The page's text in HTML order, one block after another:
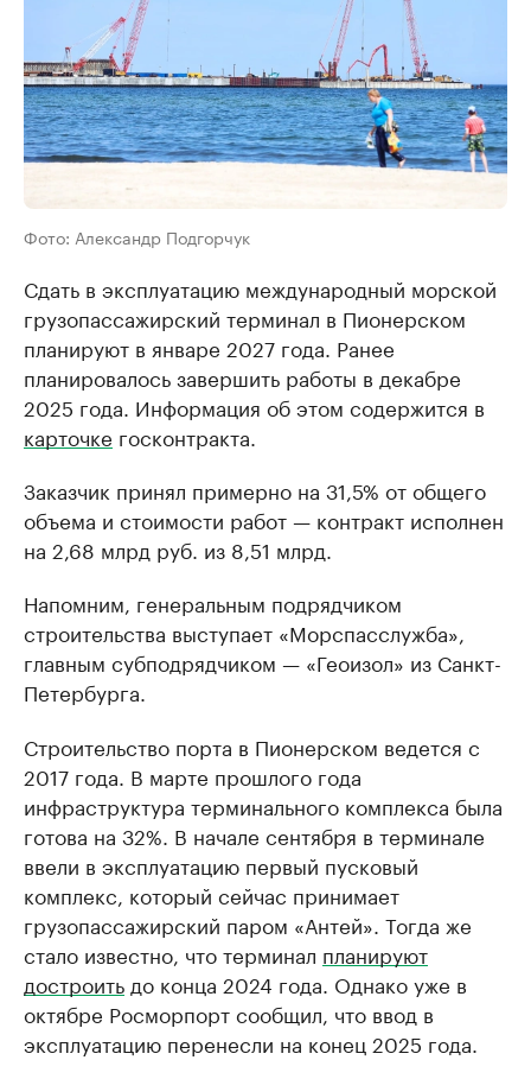
Фото: Александр Подгорчук
Сдать в эксплуатацию международный морской
грузопассажирский терминал в Пионерском
планируют в январе 2027 года. Ранее
планировалось завершить работы в декабре
2025 года. Информация об этом содержится в
карточке госконтракта.
Заказчик принял примерно на 31,5% от общего
объема и стоимости работ — контракт исполнен
на 2,68 млрд руб. из 8,51 млрд.
Напомним, генеральным подрядчиком
строительства выступает «Морспасслужба»,
главным субподрядчиком — «Геоизол» из Санкт-
Петербурга.
Строительство порта в Пионерском ведется с
2017 года. В марте прошлого года
инфраструктура терминального комплекса была
готова на 32%. В начале сентября в терминале
ввели в эксплуатацию первый пусковый
комплекс, который сейчас принимает
грузопассажирский паром «Антей». Тогда же
стало известно, что терминал планируют
достроить до конца 2024 года. Однако уже в
октябре Росморпорт сообщил, что ввод в
эксплуатацию перенесли на конец 2025 года.